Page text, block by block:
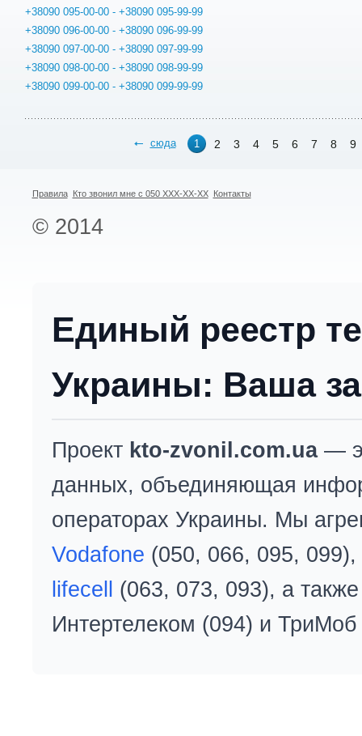
+38090 095-00-00 - +38090 095-99-99
+38090 096-00-00 - +38090 096-99-99
+38090 097-00-00 - +38090 097-99-99
+38090 098-00-00 - +38090 098-99-99
+38090 099-00-00 - +38090 099-99-99
сюда 1 2 3 4 5 6 7 8 9
Правила Кто звонил мне с 050 XXX-XX-XX Контакты
© 2014
Единый реестр
Украины: Ваша
Проект kto-zvonil.com.ua—
данных, объединяющая
операторах Украины. Мы
Vodafone (050, 066, 095, 099),
lifecell
(063, 073, 093), а
Интертелеком (094) и ТриМоб